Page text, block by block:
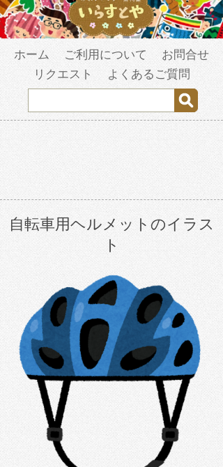
ホーム ご利用について
お問合せ
リクエスト
よくあるご質問
自転車用ヘルメットのイラス
ト